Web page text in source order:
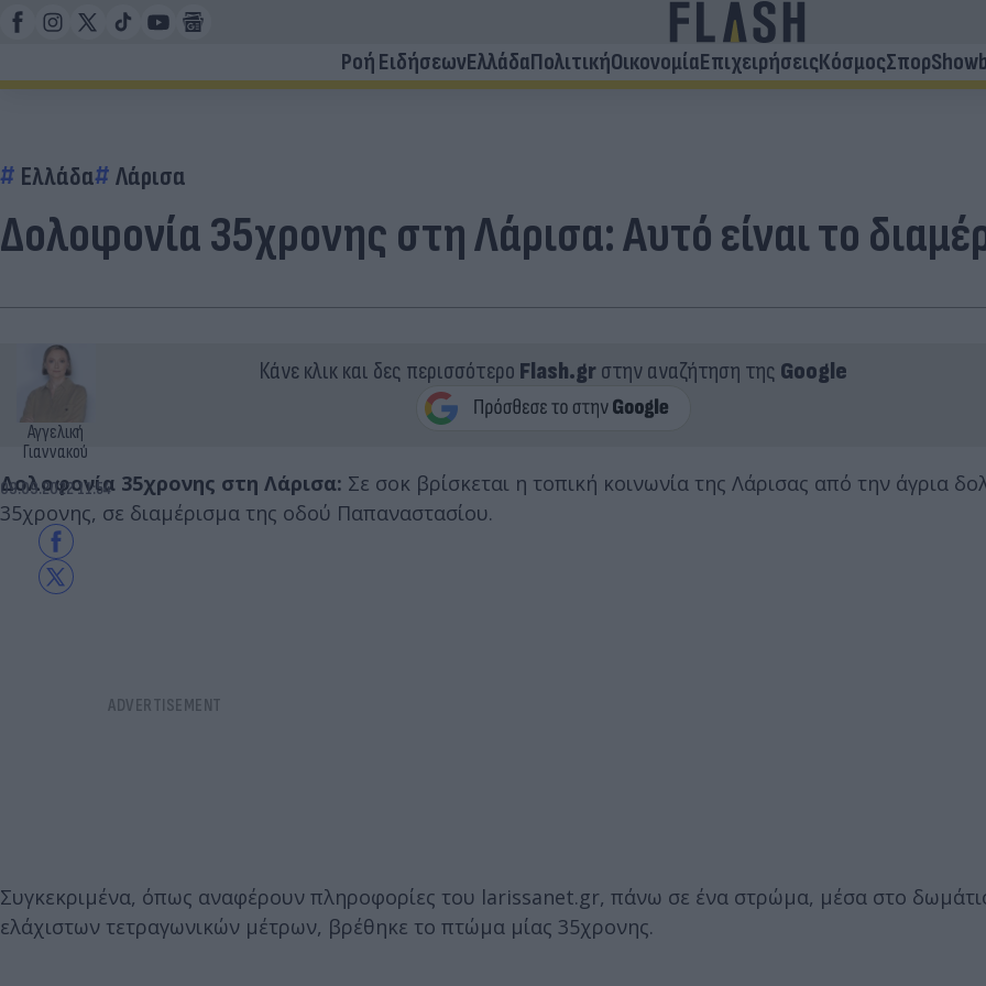
Ροή ΕιδήσεωνΕλλάδαΠολιτικήΟικονομίαΕπιχειρήσειςΚόσμοςΣπορ
Ελλάδα Λάρισα
Δολοφονία 35χρονης στη Λάρισα: Αυτό είναι το
Αγγελική
Γιαννακού
09.09.2022 11:54
Κάνε κλικ και δες περισσότερο Flash.grστην αναζήτηση της Google
Δολοφονία 35χρονης στη Λάρισα: Σε σοκ βρίσκεται η τοπική κοινωνία της Λάρισας από την άγρια
35χρονης, σε διαμέρισμα της οδού Παπαναστασίου.
Συγκεκριμένα, όπως αναφέρουν πληροφορίες του larissanet.gr, πάνω σε ένα στρώμα, μέσα στο
ελάχιστων τετραγωνικών μέτρων, βρέθηκε το πτώμα μίας 35χρονης.